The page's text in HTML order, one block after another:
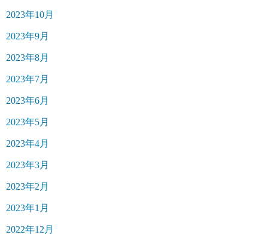
2023年10月
2023年9月
2023年8月
2023年7月
2023年6月
2023年5月
2023年4月
2023年3月
2023年2月
2023年1月
2022年12月